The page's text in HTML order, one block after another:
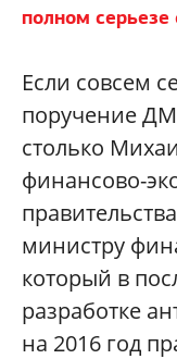
полном серьезе
Если совсем
поручение
столько
финансово-
министру
который в
разработке
на 2016 год